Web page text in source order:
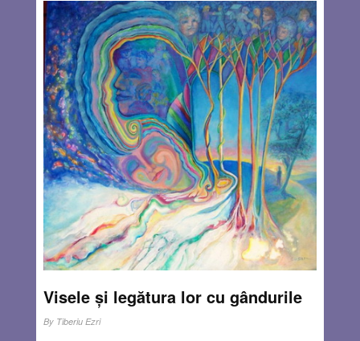
Visele și legătura lor cu gândurile
By Tiberiu Ezri